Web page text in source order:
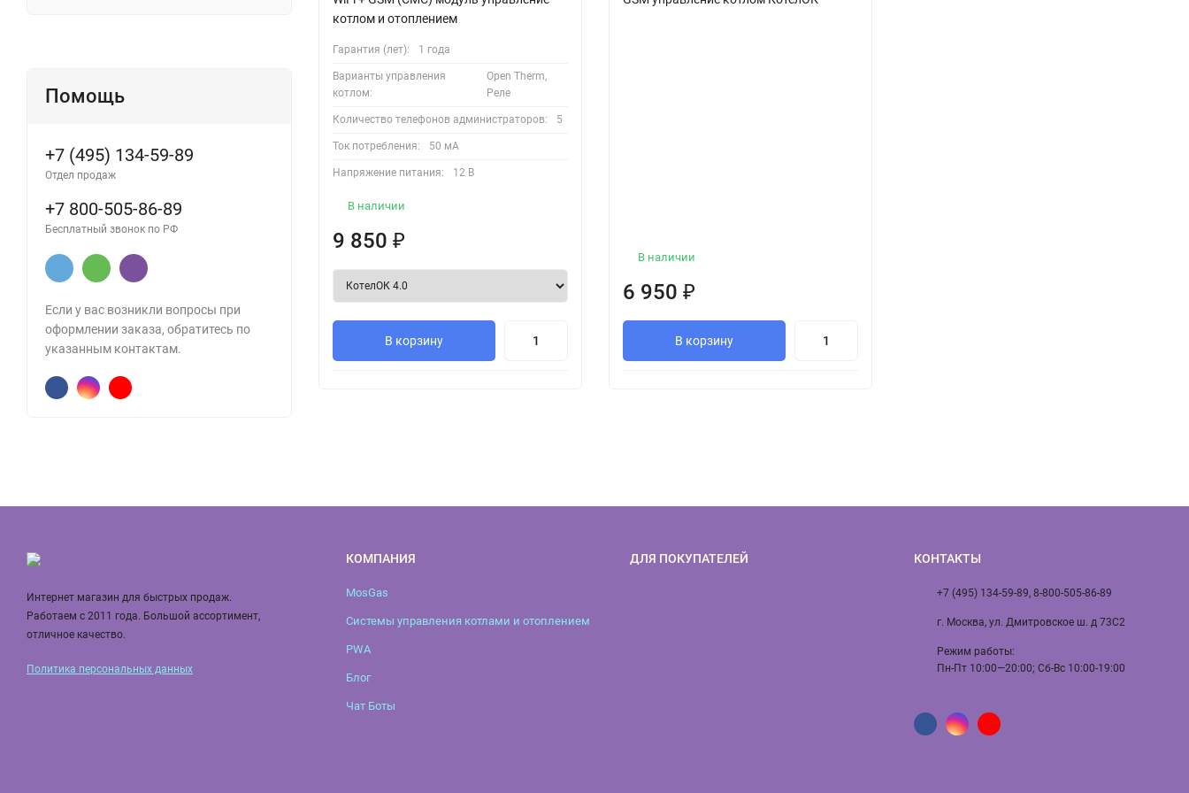
Помощь
+7 (495) 134-59-89
Отдел продаж
+7 800-505-86-89
Бесплатный звонок по РФ
Если у вас возникли вопросы при
оформлении заказа, обратитесь по
указанным контактам.
котлом и отоплением
Гарантия (лет): 1 года
Варианты управления
котлом:
Open Therm,
Реле
Количество телефонов администраторов: 5
Ток потребления: 50 мА
Напряжение питания: 12 В
В наличии
9 850 ₽
В корзину
В наличии
6 950 ₽
В корзину
Интернет магазин для быстрых продаж.
Работаем с 2011 года. Большой ассортимент,
отличное качество.
Политика персональных данных
КОМПАНИЯ
MosGas
Системы управления котлами и отоплением
PWA
Блог
Чат Боты
ДЛЯ ПОКУПАТЕЛЕЙ КОНТАКТЫ
+7 (495) 134-59-89, 8-800-505-86-89
г. Москва, ул. Дмитровское ш. д 73С2
Режим работы:
Пн-Пт 10:00—20:00; Сб-Вс 10:00-19:00